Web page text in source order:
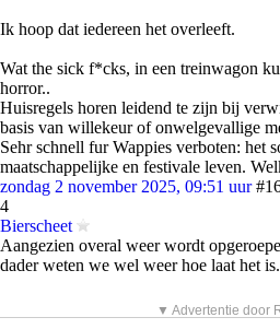
Ik hoop dat iedereen het overleeft.
Wat the sick f*cks, in een treinwagon
horror..
Huisregels horen leidend te zijn bij
basis van willekeur of onwelgevallige
Sehr schnell fur Wappies verboten: het
maatschappelijke en festivale leven.
zondag 2 november 2025, 09:51 uur
4
Bierscheet
Aangezien overal weer wordt
dader weten we wel weer hoe laat het
▼ Advertentie door